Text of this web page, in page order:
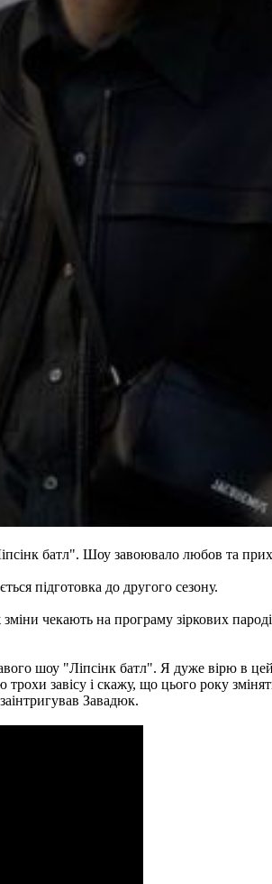
батл". Шоу завоювало любов та
підготовка до другого сезону.
чекають на програму зіркових
шоу "Ліпсінк батл". Я дуже вірю в
завісу і скажу, що цього року
Завадюк.